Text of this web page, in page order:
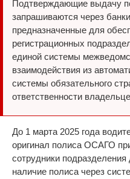
Подтверждающие выдачу
запрашиваются через
предназначенные для
регистрационных
единой системы
взаимодействия из
системы обязательного
ответственности
До 1 марта 2025 года
оригинал полиса ОСАГО
сотрудники
наличие полиса через